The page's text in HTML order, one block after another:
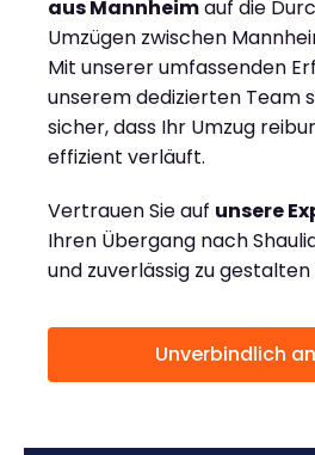
aus Mannheimauf die
Umzügen zwischen
Mit unserer umfassenden
unserem dedizierten Team
sicher, dass Ihr Umzug
effizient verläuft.
Vertrauen Sie auf unsere
Ihren Übergang nach
und zuverlässig zu gestalten
Unverbindlich